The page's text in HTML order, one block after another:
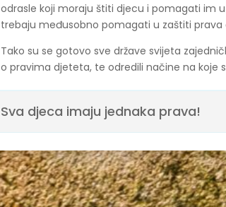
odrasle koji moraju štiti djecu i pomagati im
trebaju međusobno pomagati u zaštiti
Tako su se gotovo sve države svijeta
o pravima djeteta, te odredili načine na koje
Sva djeca imaju jednaka prava!